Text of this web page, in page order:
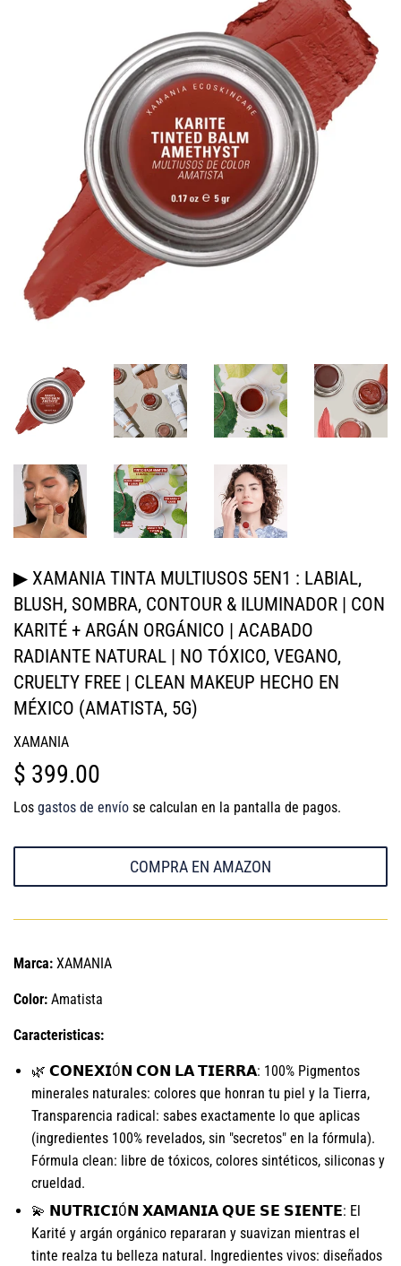
▶ XAMANIA TINTA MULTIUSOS 5EN1 : LABIAL,
BLUSH, SOMBRA, CONTOUR & ILUMINADOR | CON
KARITÉ + ARGÁN ORGÁNICO | ACABADO
RADIANTE NATURAL | NO TÓXICO, VEGANO,
CRUELTY FREE | CLEAN MAKEUP HECHO EN
MÉXICO (AMATISTA, 5G)
XAMANIA
$ 399.00
399.00
Los gastos de envío se calculan en la pantalla de pagos.
COMPRA EN AMAZON
Marca: XAMANIA
Color: Amatista
Caracteristicas:
🌿 𝗖𝗢𝗡𝗘𝗫𝗜Ó𝗡 𝗖𝗢𝗡 𝗟𝗔 𝗧𝗜𝗘𝗥𝗥𝗔: 100% Pigmentos
minerales naturales: colores que honran tu piel y la Tierra,
Transparencia radical: sabes exactamente lo que aplicas
(ingredientes 100% revelados, sin "secretos" en la fórmula).
Fórmula clean: libre de tóxicos, colores sintéticos, siliconas y
crueldad.
💫 𝗡𝗨𝗧𝗥𝗜𝗖𝗜Ó𝗡 𝗫𝗔𝗠𝗔𝗡𝗜𝗔 𝗤𝗨𝗘 𝗦𝗘 𝗦𝗜𝗘𝗡𝗧𝗘: El
Karité y argán orgánico repararan y suavizan mientras el
tinte realza tu belleza natural. Ingredientes vivos: diseñados